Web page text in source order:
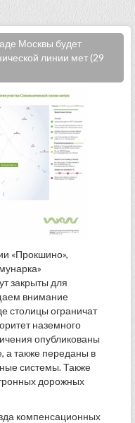
Москвы будет
линии мет (29
«Прокшино»,
закрыты для
внимание
столицы ограничат
наземного
опубликованы
а также переданы в
системы. Также
дорожных
компенсационных